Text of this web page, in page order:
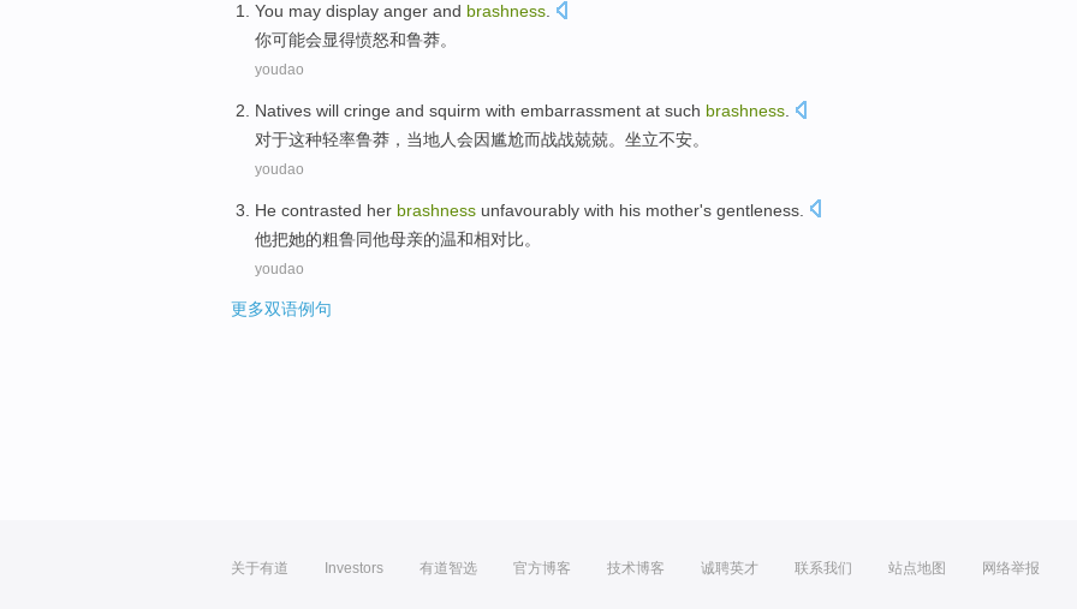
You may display anger and brashness
你可能会显得愤怒和鲁莽。
youdao
Natives will cringe and squirm with embarrassment at such brashness
对于这种轻率鲁莽 ， 当地人会因尴尬而战战兢兢。坐立不安。
youdao
He contrasted her brashness unfavourably with his mother's gentleness
他把她的粗鲁同他母亲的温和相对比。
youdao
更多双语例句
关于有道 Investors 有道智选 官方博客 技术博客 诚聘英才 联系我们 站点地图 网络举报